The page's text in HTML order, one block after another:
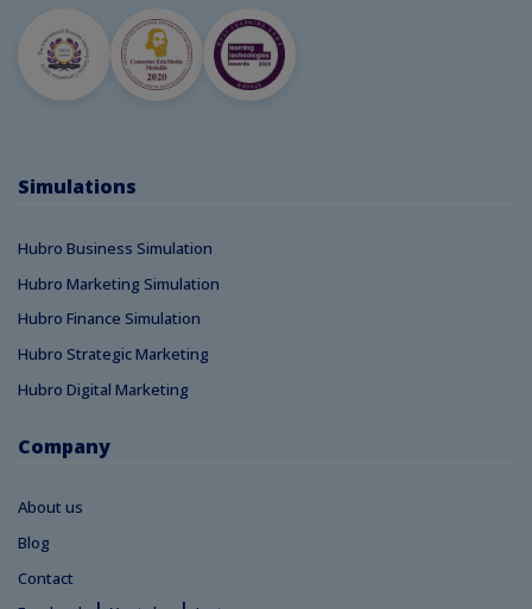
Simulations
Hubro Business Simulation
Hubro Marketing Simulation
Hubro Finance Simulation
Hubro Strategic Marketing
Hubro Digital Marketing
Company
About us
Blog
Contact